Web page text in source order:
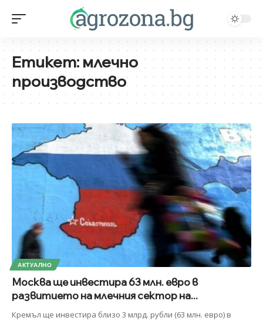
Етикет:млечно
производство
АКТУАЛНО
Москва ще инвестира 63 млн. евро в
развитието на млечния сектор на...
Кремъл ще инвестира близо 3 млрд. рубли (63 млн. евро) в